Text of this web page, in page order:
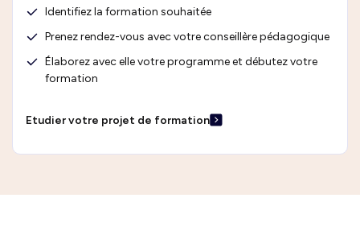
Identifiez la formation souhaitée
Prenez rendez-vous avec votre conseillère pédagogique
Élaborez avec elle votre programme et débutez votre
formation
Etudier votre projet de formation